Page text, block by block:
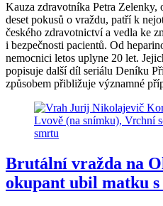
Kauza zdravotníka Petra Zelenky,
deset pokusů o vraždu, patří k
českého zdravotnictví a vedla ke
i bezpečnosti pacientů. Od
nemocnici letos uplyne 20 let.
popisuje další díl seriálu Deníku
způsobem přibližuje významné
Brutální vražda na
okupant ubil matku